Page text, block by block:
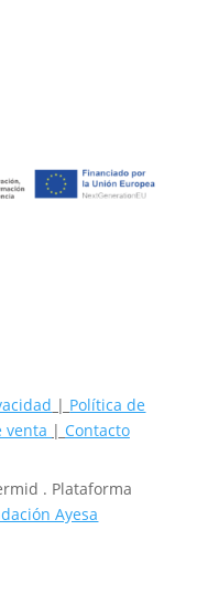
| Política de
venta | Contacto
. Plataforma
Ayesa